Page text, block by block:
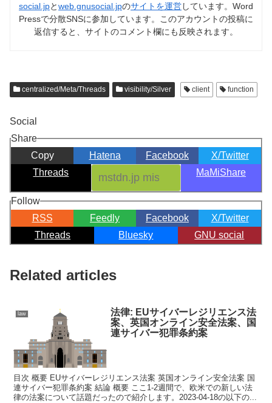
social.jpとweb.gnusocial.jpのサイトを運営しています。Word
Pressで分散SNSに参加しています。このアカウントの投稿に
返信すると、サイトのコメント欄にも反映されます。
centralized/Meta/Threads visibility/Silver client function
Social
Share
Copy
Hatena Facebook
X/Twitter
Threads
MaMiShare
Follow
RSS
Feedly Facebook
X/Twitter
Threads
Bluesky GNU social
Related articles
law
法律: EUサイバーレジリエンス法
案、英国オンライン安全法案、国
連サイバー犯罪条約案
目次 概要 EUサイバーレジリエンス法案 英国オンライン安全法案 国
連サイバー犯罪条約案 結論 概要 ここ1-2週間で、欧米での新しい法
律の法案について話題だったので紹介します。2023-04-18の以下の...